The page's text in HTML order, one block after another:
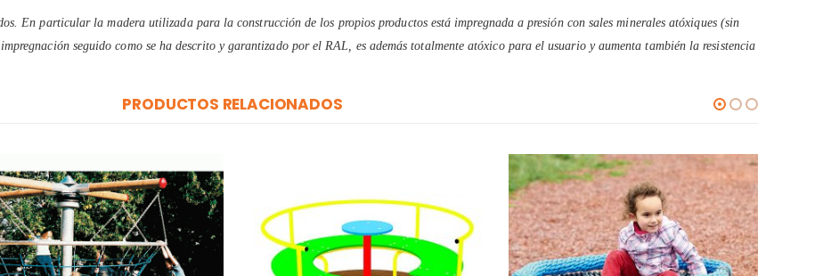
En particular la madera utilizada para la construcción de los propios productos está impregnada a presión con sales minerales atóxiques (sin
seguido como se ha descrito y garantizado por el RAL, es además totalmente atóxico para el usuario y aumenta también la resistencia
PRODUCTOS RELACIONADOS